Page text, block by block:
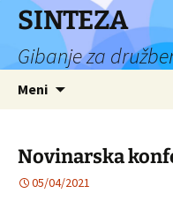
Preskoči
vsebino
SINTEZA
Gibanje za
Meni
Novinarska
05/04/2021